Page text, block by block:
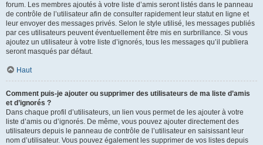
forum. Les membres ajoutés à votre liste d’amis seront listés dans le panneau
de contrôle de l’utilisateur afin de consulter rapidement leur statut en ligne et
leur envoyer des messages privés. Selon le style utilisé, les messages publiés
par ces utilisateurs peuvent éventuellement être mis en surbrillance. Si vous
ajoutez un utilisateur à votre liste d’ignorés, tous les messages qu’il publiera
seront masqués par défaut.
Haut
Comment puis-je ajouter ou supprimer des utilisateurs de ma liste d’amis
et d’ignorés ?
Dans chaque profil d’utilisateurs, un lien vous permet de les ajouter à votre
liste d’amis ou d’ignorés. De même, vous pouvez ajouter directement des
utilisateurs depuis le panneau de contrôle de l’utilisateur en saisissant leur
nom d’utilisateur. Vous pouvez également les supprimer de vos listes depuis